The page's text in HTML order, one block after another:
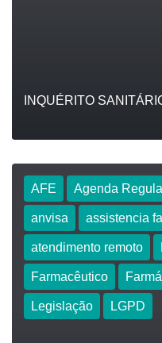
INQUÉRITO
LEIA
AFE Agenda
anvisa assistencia
atendimento remoto
Farmacêutico
Legislação LGPD